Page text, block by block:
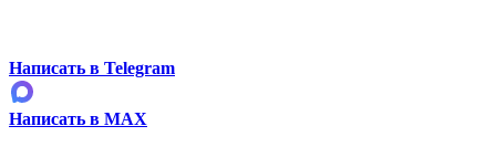
Написать в Telegram
Написать в MAX